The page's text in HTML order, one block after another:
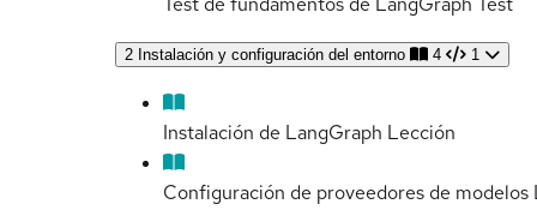
2 Instalación y configuración del entorno 4 1
Instalación de LangGraph Lección
Configuración de proveedores de modelos